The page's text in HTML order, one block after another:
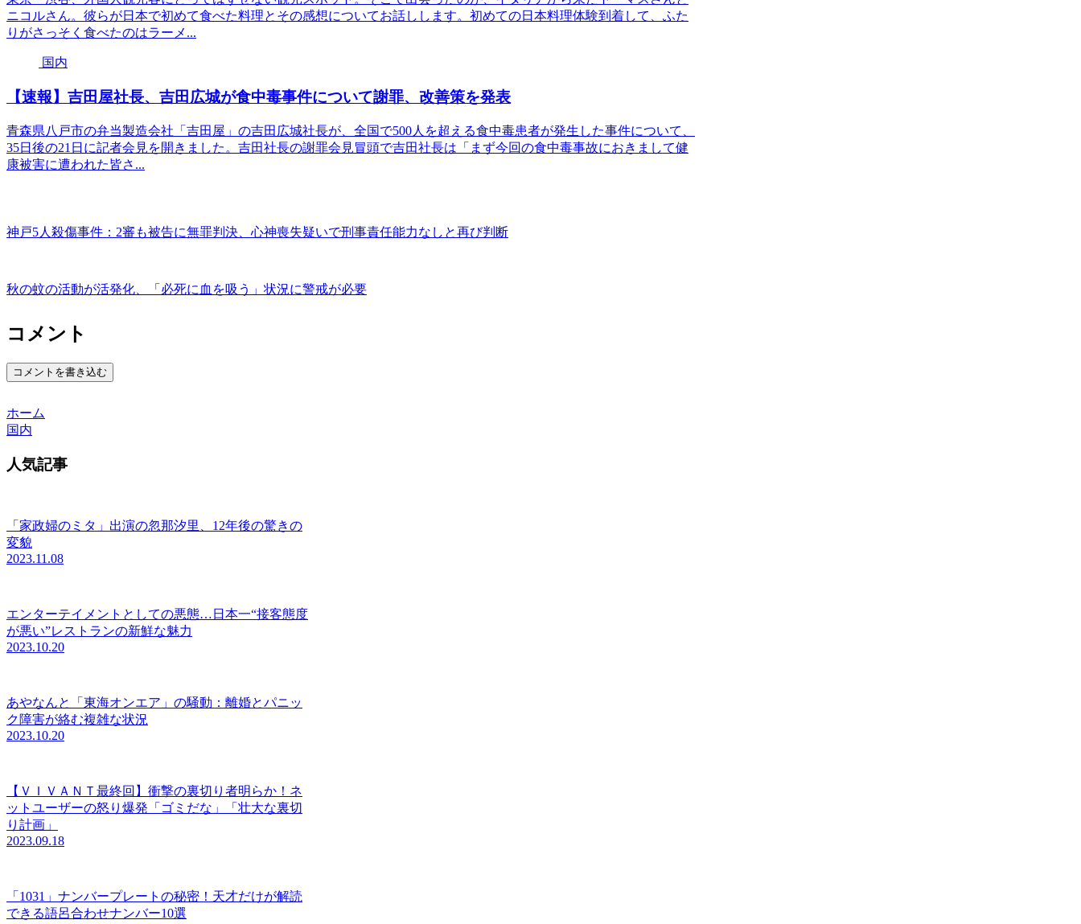
ニコルさん。彼らが日本で初めて食べた料理とその感想についてお話しします。初めての日本料理体験到着して、ふた
りがさっそく食べたのはラーメ...
国内
【速報】吉田屋社長、吉田広城が食中毒事件について謝罪、改善策を発表
青森県八戸市の弁当製造会社「吉田屋」の吉田広城社長が、全国で500人を超える食中毒患者が発生した事件について、
35日後の21日に記者会見を開きました。吉田社長の謝罪会見冒頭で吉田社長は「まず今回の食中毒事故におきまして健
康被害に遭われた皆さ...
神戸5人殺傷事件：2審も被告に無罪判決、心神喪失疑いで刑事責任能力なしと再び判断
秋の蚊の活動が活発化、「必死に血を吸う」状況に警戒が必要
コメント
コメントを書き込む
ホーム
国内
人気記事
「家政婦のミタ」出演の忽那汐里、12年後の驚きの
変貌
2023.11.08
エンターテイメントとしての悪態…日本一“接客態度
が悪い”レストランの新鮮な魅力
2023.10.20
あやなんと「東海オンエア」の騒動：離婚とパニッ
ク障害が絡む複雑な状況
2023.10.20
【ＶＩＶＡＮＴ最終回】衝撃の裏切り者明らか！ネ
ットユーザーの怒り爆発「ゴミだな」「壮大な裏切
り計画」
2023.09.18
「1031」ナンバープレートの秘密！天才だけが解読
できる語呂合わせナンバー10選